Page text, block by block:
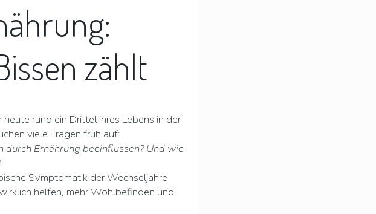
zählt
rund ein Drittel ihres Lebens in der
viele Fragen früh auf:
Ernährung beeinflussen? Und wie
Symptomatik der Wechseljahre
helfen, mehr Wohlbefinden und